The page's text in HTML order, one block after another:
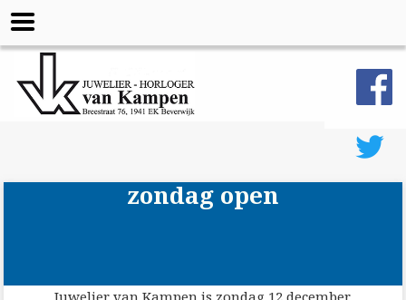
zondag open